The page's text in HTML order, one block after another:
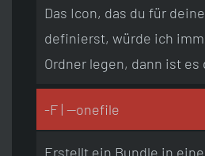
Das Icon, das du für
definierst, würde ich
Ordner legen, dann ist
-F | —onefile
Erstellt ein Bundle in